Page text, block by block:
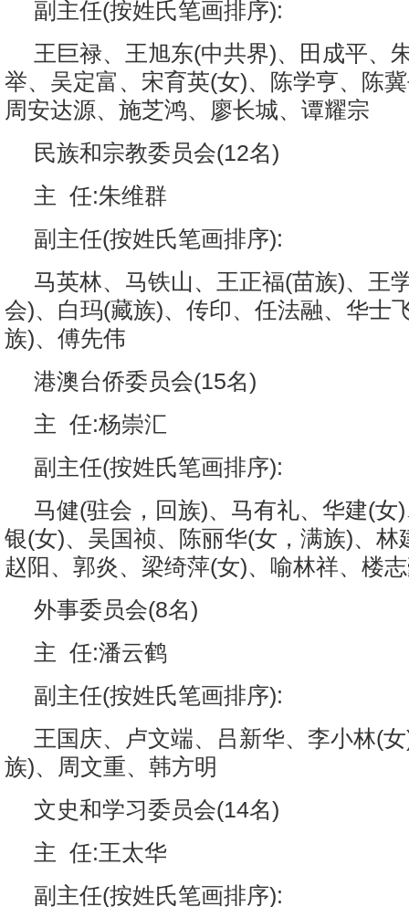
副主任(按姓氏笔画排序):
王巨禄、王旭东(中共界)、田成平、
举、吴定富、宋育英(女)、陈学亨、陈
周安达源、施芝鸿、廖长城、谭耀宗
民族和宗教委员会(12名)
主 任:朱维群
副主任(按姓氏笔画排序):
马英林、马铁山、王正福(苗族)、王
会)、白玛(藏族)、传印、任法融、华士
族)、傅先伟
港澳台侨委员会(15名)
主 任:杨崇汇
副主任(按姓氏笔画排序):
马健(驻会，回族)、马有礼、华建(女
银(女)、吴国祯、陈丽华(女，满族)、林
赵阳、郭炎、梁绮萍(女)、喻林祥、楼
外事委员会(8名)
主 任:潘云鹤
副主任(按姓氏笔画排序):
王国庆、卢文端、吕新华、李小林(
族)、周文重、韩方明
文史和学习委员会(14名)
主 任:王太华
副主任(按姓氏笔画排序):